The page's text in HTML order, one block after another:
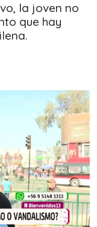
la joven no
que hay